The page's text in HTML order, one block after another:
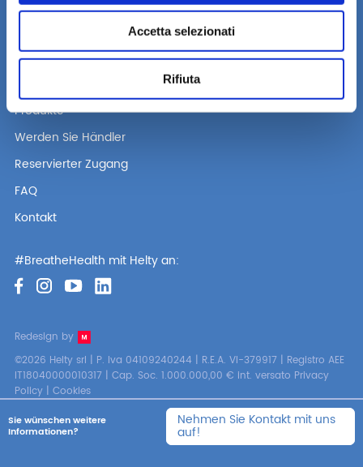
Accetta selezionati
Rifiuta
Via Lago di Vico, 50
36015 Schio (VI) Italy
Tel. +39 0445 16 70 174
Fax: +39 0445 16 70 175
Produkte
Werden Sie Händler
Reservierter Zugang
FAQ
Kontakt
#BreatheHealth mit Helty an:
Redesign by
©2026 Helty srl | P. Iva 04109240244 | R.E.A. VI-379917 | Registro AEE
IT18040000010317 | Cap. Soc. 1.000.000,00 € int. versato Privacy
Policy| Cookies
Sie wünschen weitere
Informationen?
Nehmen Sie Kontakt mit uns
auf!